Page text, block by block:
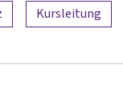
Kursleitung